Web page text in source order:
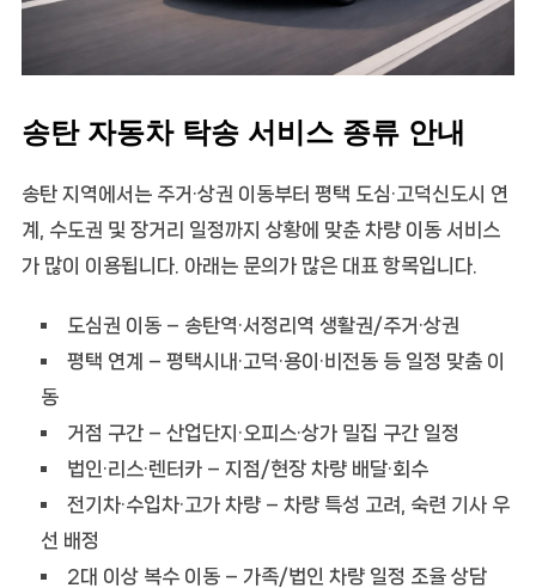
송탄 자동차 탁송 서비스 종류 안내
송탄 지역에서는 주거·상권 이동부터 평택 도심·고덕신도시 연
계, 수도권 및 장거리 일정까지 상황에 맞춘 차량 이동 서비스
가 많이 이용됩니다. 아래는 문의가 많은 대표 항목입니다.
도심권 이동– 송탄역·서정리역 생활권/주거·상권
평택 연계 – 평택시내·고덕·용이·비전동 등 일정 맞춤 이
동
거점 구간– 산업단지·오피스·상가 밀집 구간 일정
법인·리스·렌터카– 지점/현장 차량 배달·회수
전기차·수입차·고가 차량– 차량 특성 고려, 숙련 기사 우
선 배정
2대 이상 복수 이동– 가족/법인 차량 일정 조율 상담